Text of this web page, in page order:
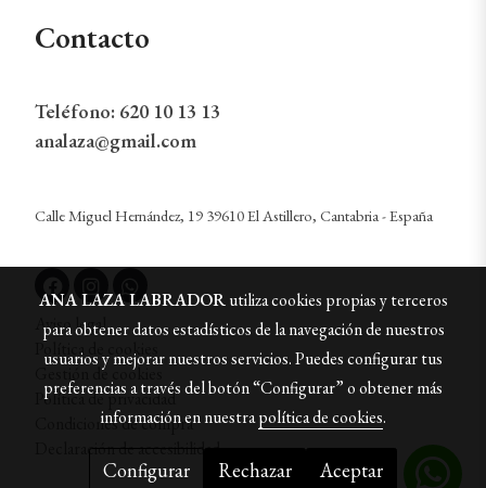
Contacto
Teléfono: 620 10 13 13
analaza@gmail.com
Calle Miguel Hernández, 19 39610 El Astillero, Cantabria - España
Aviso legal
Política de cookies
Gestión de cookies
Política de privacidad
Condiciones de compra
Declaración de accesibilidad
ANA LAZA LABRADORutiliza cookies propias y terceros
para obtener datos estadísticos de la navegación de nuestros
usuarios y mejorar nuestros servicios. Puedes configurar tus
preferencias a través del botón “Configurar” o obtener más
información en nuestrapolítica de cookies.
Configurar Rechazar Aceptar